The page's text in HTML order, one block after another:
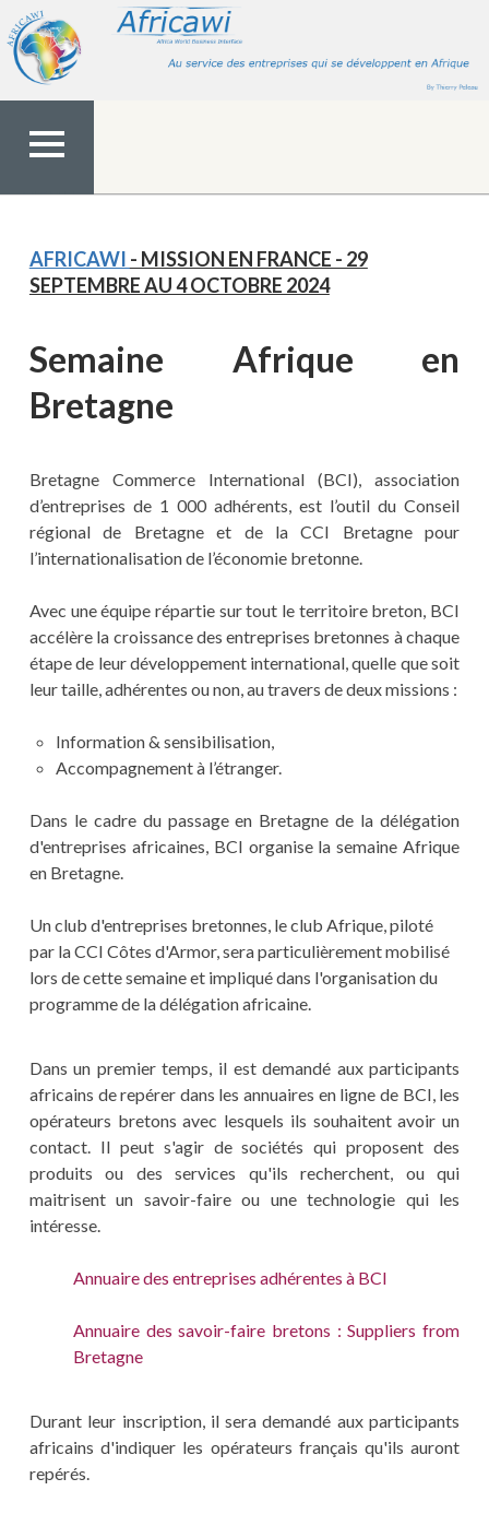
contenu
MENU
AFRICAWI - MISSION EN FRANCE - 29
SEPTEMBRE AU 4 OCTOBRE 2024
Semaine Afrique en
Bretagne
Bretagne Commerce International (BCI), association
d’entreprises de 1 000 adhérents, est l’outil du Conseil
régional de Bretagne et de la CCI Bretagne pour
l’internationalisation de l’économie bretonne.
Avec une équipe répartie sur tout le territoire breton, BCI
accélère la croissance des entreprises bretonnes à chaque
étape de leur développement international, quelle que soit
leur taille, adhérentes ou non, au travers de deux missions :
Information & sensibilisation,
Accompagnement à l’étranger.
Dans le cadre du passage en Bretagne de la délégation
d'entreprises africaines, BCI organise la semaine Afrique
en Bretagne.
Un club d'entreprises bretonnes, le club Afrique, piloté
par la CCI Côtes d'Armor, sera particulièrement mobilisé
lors de cette semaine et impliqué dans l'organisation du
programme de la délégation africaine.
Dans un premier temps, il est demandé aux participants
africains de repérer dans les annuaires en ligne de BCI, les
opérateurs bretons avec lesquels ils souhaitent avoir un
contact. Il peut s'agir de sociétés qui proposent des
produits ou des services qu'ils recherchent, ou qui
maitrisent un savoir-faire ou une technologie qui les
intéresse.
Annuaire des entreprises adhérentes à BCI
Annuaire des savoir-faire bretons : Suppliers from
Bretagne
Durant leur inscription, il sera demandé aux participants
africains d'indiquer les opérateurs français qu'ils auront
repérés.